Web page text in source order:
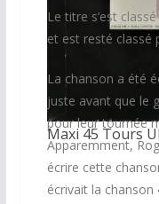
Maxi 45 Tours
Le titre s’est
et est resté classé
La chanson a été
juste avant que le
pour leur tournée
Apparemment,
écrire cette
écrivait la chanson